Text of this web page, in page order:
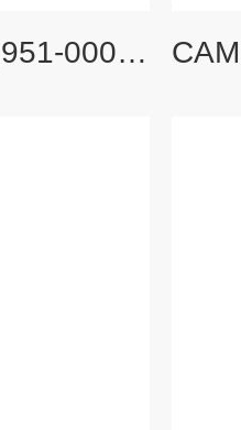
CAMOZZI气控阀951-000-P16-23气动参数